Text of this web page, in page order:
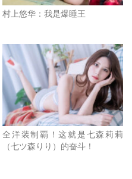
村上悠华：我是爆睡王
全洋装制覇！这就是七森莉莉
（七ツ森りり）的奋斗！